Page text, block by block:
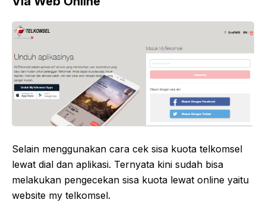
Selain menggunakan cara cek sisa kuota telkomsel
lewat dial dan aplikasi. Ternyata kini sudah bisa
melakukan pengecekan sisa kuota lewat online yaitu
website my telkomsel.